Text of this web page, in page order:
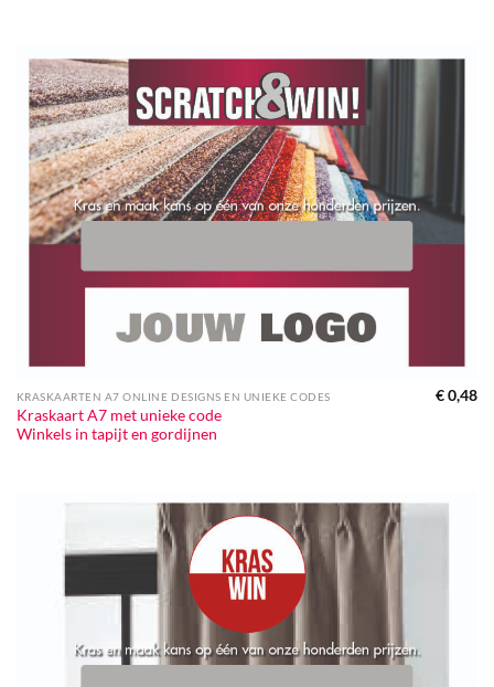
KRASKAARTEN A7 ONLINE DESIGNS EN UNIEKE CODES
Kraskaart A7 met unieke code
Winkels in tapijt en gordijnen
€0,48